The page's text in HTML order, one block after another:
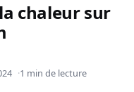
chaleur sur
1 min de lecture